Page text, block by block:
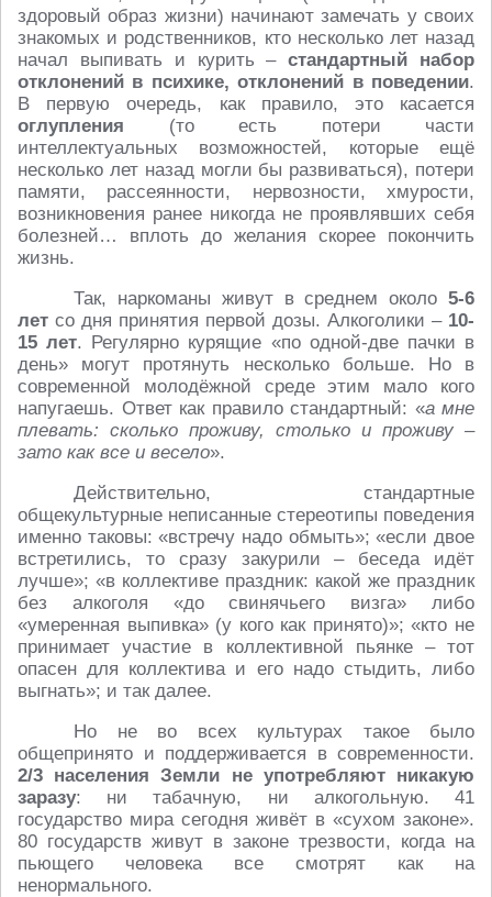
здоровый образ жизни) начинают замечать у своих
знакомых и родственников, кто несколько лет назад
начал выпивать и курить –стандартный набор
отклонений в психике, отклонений в поведении.
В первую очередь, как правило, это касается
оглупления (то есть потери части
интеллектуальных возможностей, которые ещё
несколько лет назад могли бы развиваться), потери
памяти, рассеянности, нервозности, хмурости,
возникновения ранее никогда не проявлявших себя
болезней… вплоть до желания скорее покончить
жизнь.
Так, наркоманы живут в среднем около 5-6
лет со дня принятия первой дозы. Алкоголики – 10-
15 лет. Регулярно курящие «по одной-две пачки в
день» могут протянуть несколько больше. Но в
современной молодёжной среде этим мало кого
напугаешь. Ответ как правило стандартный: «а мне
плевать: сколько проживу, столько и проживу –
зато как все и весело».
Действительно, стандартные
общекультурные неписанные стереотипы поведения
именно таковы: «встречу надо обмыть»; «если двое
встретились, то сразу закурили – беседа идёт
лучше»; «в коллективе праздник: какой же праздник
без алкоголя «до свинячьего визга» либо
«умеренная выпивка» (у кого как принято)»; «кто не
принимает участие в коллективной пьянке – тот
опасен для коллектива и его надо стыдить, либо
выгнать»; и так далее.
Но не во всех культурах такое было
общепринято и поддерживается в современности.
2/3 населения Земли не употребляют никакую
заразу: ни табачную, ни алкогольную. 41
государство мира сегодня живёт в «сухом законе».
80 государств живут в законе трезвости, когда на
пьющего человека все смотрят как на
ненормального.